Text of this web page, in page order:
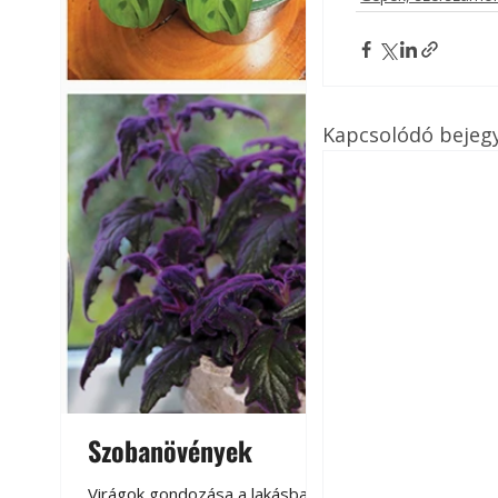
Szobanövények
Kapcsolódó